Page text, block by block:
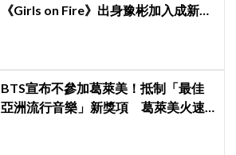
《Girls on Fire》出身豫彬加入成新成
BTS宣布不參加葛萊美！抵制「最佳
亞洲流行音樂」新獎項 葛萊美火速